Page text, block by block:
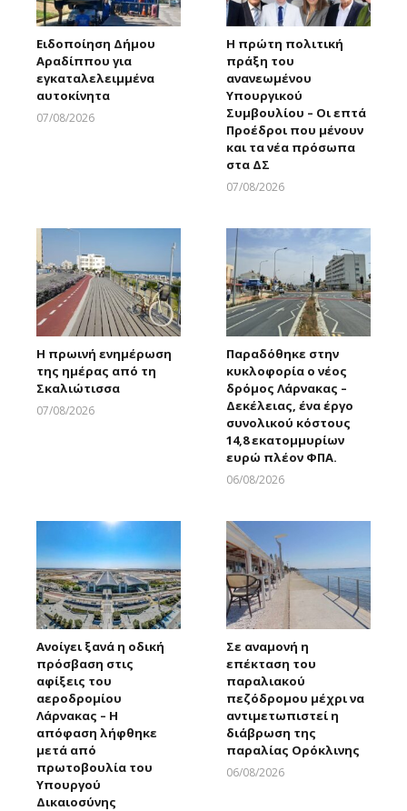
Ειδοποίηση Δήμου
Αραδίππου για
εγκαταλελειμμένα
αυτοκίνητα
07/08/2026
Η πρώτη πολιτική
πράξη του
ανανεωμένου
Υπουργικού
Συμβουλίου – Οι επτά
Προέδροι που μένουν
και τα νέα πρόσωπα
στα ΔΣ
07/08/2026
Η πρωινή ενημέρωση
της ημέρας από τη
Σκαλιώτισσα
07/08/2026
Παραδόθηκε στην
κυκλοφορία ο νέος
δρόμος Λάρνακας –
Δεκέλειας, ένα έργο
συνολικού κόστους
14,8 εκατομμυρίων
ευρώ πλέον ΦΠΑ.
06/08/2026
Ανοίγει ξανά η οδική
πρόσβαση στις
αφίξεις του
αεροδρομίου
Λάρνακας – Η
απόφαση λήφθηκε
μετά από
πρωτοβουλία του
Υπουργού
Δικαιοσύνης
Σε αναμονή η
επέκταση του
παραλιακού
πεζόδρομου μέχρι να
αντιμετωπιστεί η
διάβρωση της
παραλίας Ορόκλινης
06/08/2026